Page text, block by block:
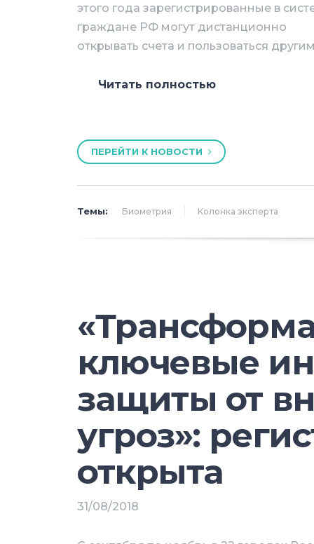
этого года зарегистрированные в
граждане РФ могут дистанционно
открывать счета и пользоваться
Читать полностью
контроль или вовсе отказаться от
правило, с совершенствованием
комментировать, дискутировать.
ПЕРЕЙТИ К НОВОСТИ
Темы: Биометрия Колонка эксперта
ключевые
защиты от
угроз»:
открыта
31/08/2018